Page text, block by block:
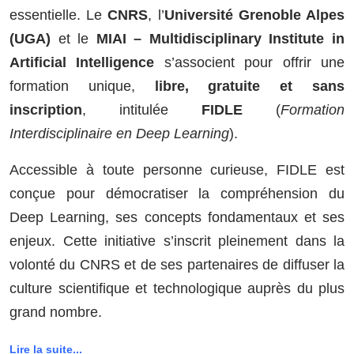
essentielle. LeCNRS, l’Université Grenoble Alpes
(UGA) et le MIAI – Multidisciplinary Institute in
Artificial Intelligence s’associent pour offrir une
formation unique,
libre, gratuite et sans
inscription, intitulée FIDLE (Formation
Interdisciplinaire en Deep Learning).
Accessible à toute personne curieuse, FIDLE est
conçue pour démocratiser la compréhension du
Deep Learning, ses concepts fondamentaux et ses
enjeux. Cette initiative s’inscrit pleinement dans la
volonté du CNRS et de ses partenaires de diffuser la
culture scientifique et technologique auprès du plus
grand nombre.
Lire la suite...